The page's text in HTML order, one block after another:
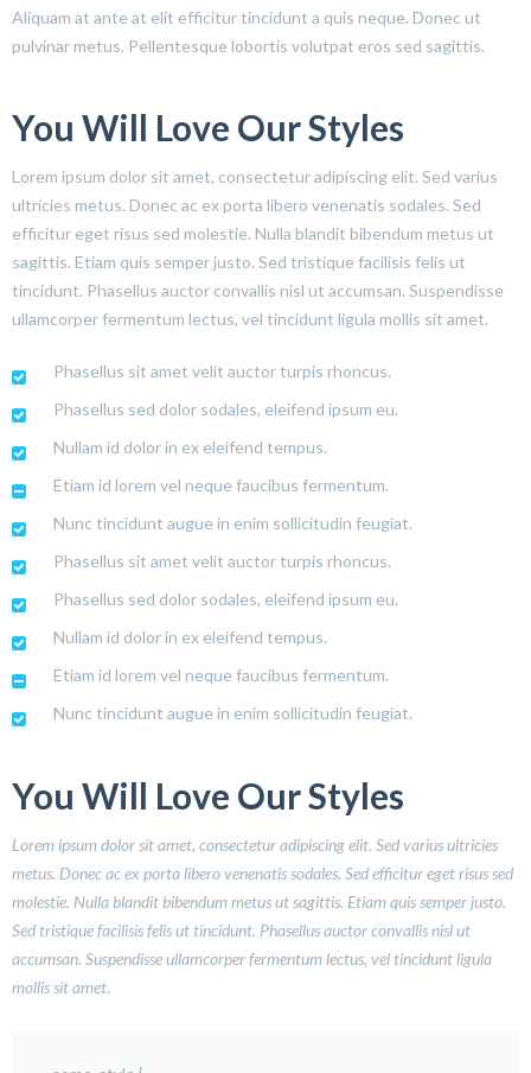
Aliquam at ante at elit efficitur tincidunt a quis neque. Donec ut
pulvinar metus. Pellentesque lobortis volutpat eros sed sagittis.
You Will Love Our Styles
Lorem ipsum dolor sit amet, consectetur adipiscing elit. Sed varius
ultricies metus. Donec ac ex porta libero venenatis sodales. Sed
efficitur eget risus sed molestie. Nulla blandit bibendum metus ut
sagittis. Etiam quis semper justo. Sed tristique facilisis felis ut
tincidunt. Phasellus auctor convallis nisl ut accumsan. Suspendisse
ullamcorper fermentum lectus, vel tincidunt ligula mollis sit amet.
Phasellus sit amet velit auctor turpis rhoncus.
Phasellus sed dolor sodales, eleifend ipsum eu.
Nullam id dolor in ex eleifend tempus.
Etiam id lorem vel neque faucibus fermentum.
Nunc tincidunt augue in enim sollicitudin feugiat.
Phasellus sit amet velit auctor turpis rhoncus.
Phasellus sed dolor sodales, eleifend ipsum eu.
Nullam id dolor in ex eleifend tempus.
Etiam id lorem vel neque faucibus fermentum.
Nunc tincidunt augue in enim sollicitudin feugiat.
You Will Love Our Styles
Lorem ipsum dolor sit amet, consectetur adipiscing elit. Sed varius ultricies
metus. Donec ac ex porta libero venenatis sodales. Sed efficitur eget risus sed
molestie. Nulla blandit bibendum metus ut sagittis. Etiam quis semper justo.
Sed tristique facilisis felis ut tincidunt. Phasellus auctor convallis nisl ut
accumsan. Suspendisse ullamcorper fermentum lectus, vel tincidunt ligula
mollis sit amet.